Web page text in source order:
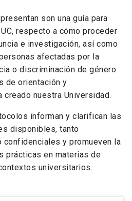
son una guía para
respecto a cómo proceder
e investigación, así como
afectadas por la
o discriminación de género
de orientación y
creado nuestra Universidad.
informan y clarifican las
disponibles, tanto
y promueven la
prácticas en materias de
universitarios.